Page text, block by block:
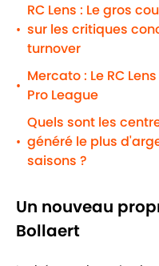
•
RC Lens : Le gros
sur les critiques
turnover
•
Mercato : Le RC
Pro League
•
Quels sont les
généré le plus
saisons ?
Un nouveau
Bollaert